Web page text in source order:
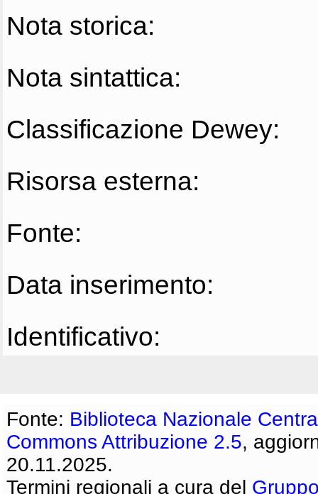
Nota storica:
Nota sintattica:
Classificazione Dewey:
Risorsa esterna:
Fonte:
Data inserimento:
Identificativo:
Fonte: Biblioteca Nazionale
Commons Attribuzione 2.5,
20.11.2025.
Termini regionali a cura del